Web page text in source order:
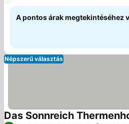
A pontos árak megtekintéséhez
Népszerű választás
Das Sonnreich